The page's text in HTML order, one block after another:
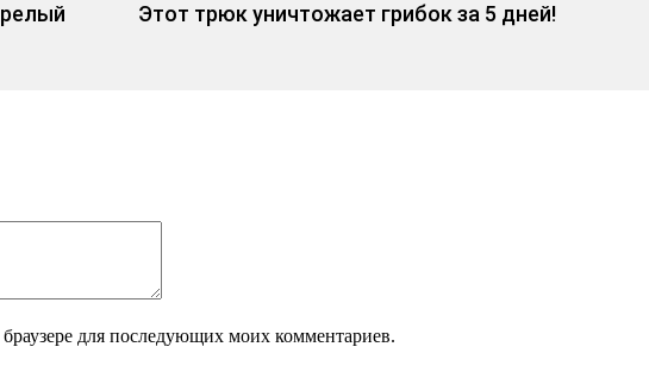
Этот трюк уничтожает грибок за 5 дней!
для последующих моих комментариев.